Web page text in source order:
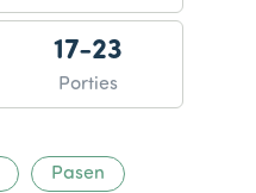
17-23
Porties
Pasen